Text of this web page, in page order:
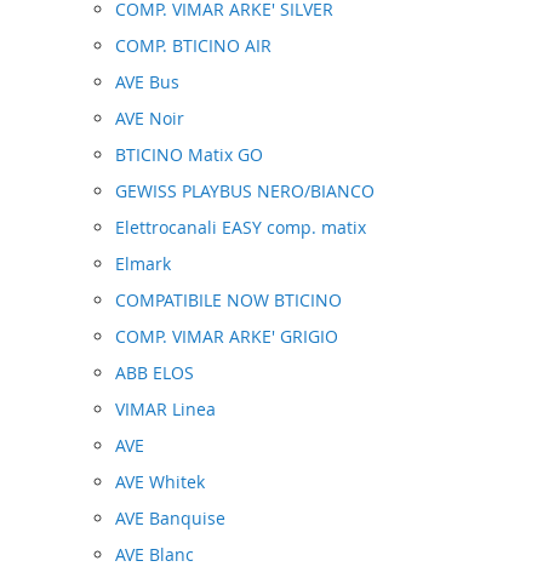
COMP. VIMAR ARKE' SILVER
COMP. BTICINO AIR
AVE Bus
AVE Noir
BTICINO Matix GO
GEWISS PLAYBUS NERO/BIANCO
Elettrocanali EASY comp. matix
Elmark
COMPATIBILE NOW BTICINO
COMP. VIMAR ARKE' GRIGIO
ABB ELOS
VIMAR Linea
AVE
AVE Whitek
AVE Banquise
AVE Blanc